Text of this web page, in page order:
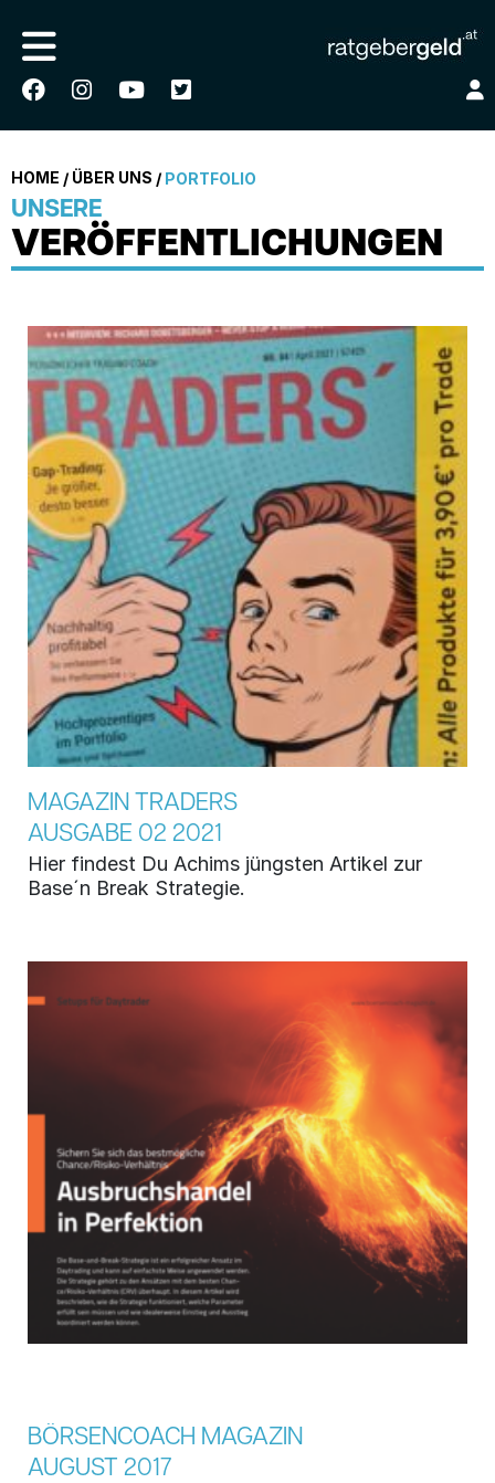
HOME / ÜBER UNS / PORTFOLIO
UNSERE
VERÖFFENTLICHUNGEN
MAGAZIN TRADERS
AUSGABE 02 2021
Hier findest Du Achims jüngsten Artikel zur
Base´n Break Strategie.
BÖRSENCOACH MAGAZIN
AUGUST 2017